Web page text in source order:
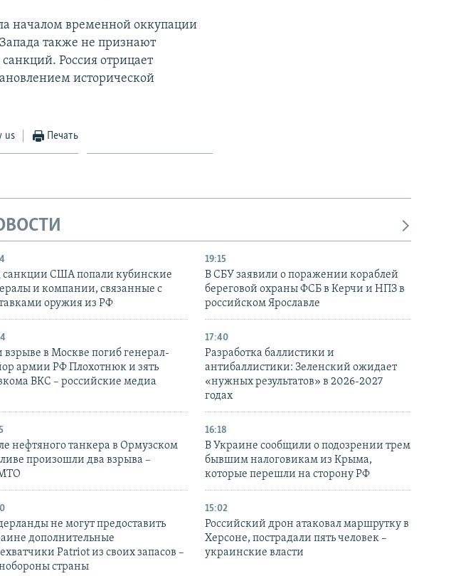
началом временной оккупации
также не признают
Россия отрицает
исторической
us Печать
санкции США попали кубинские
и компании, связанные с
оружия из РФ
19:15
В СБУ заявили о поражении кораблей
береговой охраны ФСБ в Керчи и НПЗ в
российском Ярославле
взрыве в Москве погиб генерал-
армии РФ Плохотнюк и зять
ВКС – российские медиа
17:40
Разработка баллистики и
антибаллистики: Зеленский ожидает
«нужных результатов» в 2026-2027
годах
нефтяного танкера в Ормузском
произошли два взрыва –
16:18
В Украине сообщили о подозрении трем
бывшим налоговикам из Крыма,
которые перешли на сторону РФ
не могут предоставить
дополнительные
Patriot из своих запасов –
страны
15:02
Российский дрон атаковал маршрутку в
Херсоне, пострадали пять человек –
украинские власти